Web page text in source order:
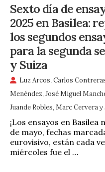
Sexto día de
2025 en Basilea:
los segundos
para la segunda
y Suiza
Luz Arcos,Carlos
Menéndez,José Miguel
Juande Robles,Marc Cerveray
¡Los ensayos en Basilea
de mayo, fechas
eurovisivo, están cada
miércoles fue el …